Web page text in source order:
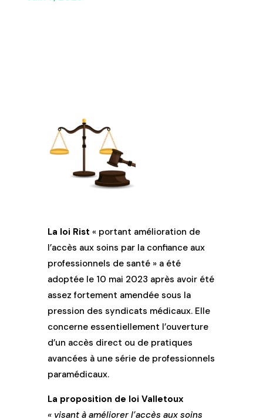
La loi Rist « portant amélioration de
l’accès aux soins par la confiance aux
professionnels de santé » a été
adoptée le 10 mai 2023 après avoir été
assez fortement amendée sous la
pression des syndicats médicaux. Elle
concerne essentiellement l’ouverture
d’un accès direct ou de pratiques
avancées à une série de professionnels
paramédicaux.
La proposition de loi Valletoux
« visant à améliorer l’accès aux soins